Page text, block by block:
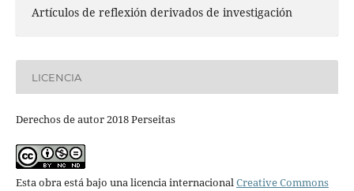
Artículos de reflexión derivados de investigación
LICENCIA
Derechos de autor 2018 Perseitas
Esta obra está bajo una licencia internacionalCreative Commons